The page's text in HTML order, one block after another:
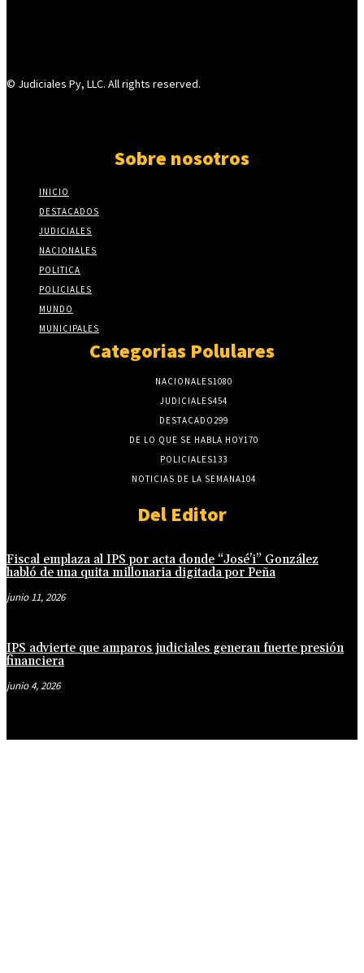
© Judiciales Py, LLC. All rights reserved.
Sobre nosotros
INICIO
DESTACADOS
JUDICIALES
NACIONALES
POLITICA
POLICIALES
MUNDO
MUNICIPALES
Categorias Polulares
NACIONALES1080
JUDICIALES454
DESTACADO299
DE LO QUE SE HABLA HOY170
POLICIALES133
NOTICIAS DE LA SEMANA104
Del Editor
Fiscal emplaza al IPS por acta donde “José’i” González
habló de una quita millonaria digitada por Peña
junio 11, 2026
IPS advierte que amparos judiciales generan fuerte presión
financiera
junio 4, 2026